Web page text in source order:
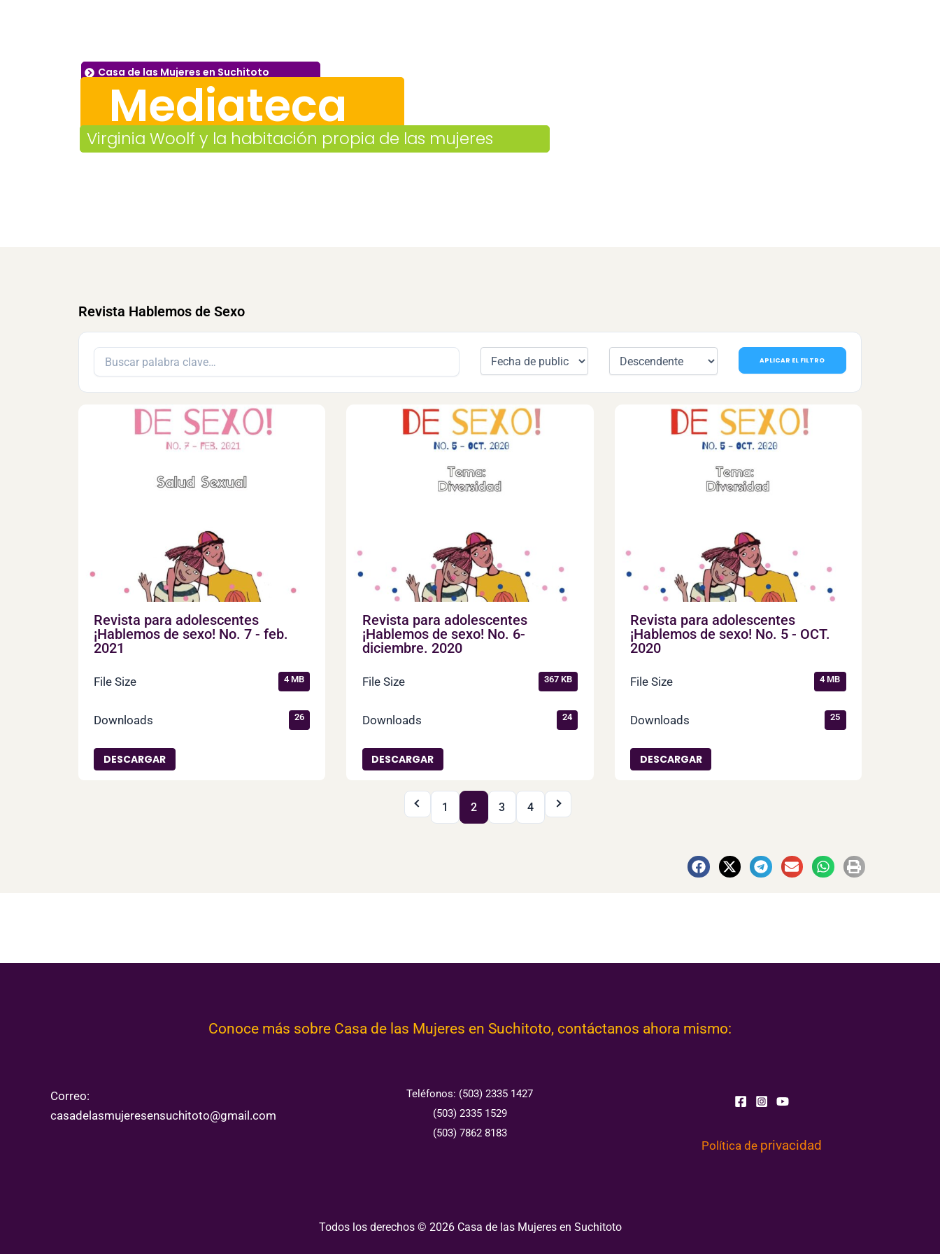
Casa de las Mujeres en Suchitoto
Mediateca
Virginia Woolf y la habitación propia de las mujeres
Revista Hablemos de Sexo
APLICAR EL FILTRO
Revista para adolescentes
¡Hablemos de sexo! No. 7 - feb.
2021
File Size 4 MB
Downloads 26
DESCARGAR
Revista para adolescentes
¡Hablemos de sexo! No. 6-
diciembre. 2020
File Size 367 KB
Downloads 24
DESCARGAR
Revista para adolescentes
¡Hablemos de sexo! No. 5 - OCT.
2020
File Size 4 MB
Downloads 25
DESCARGAR
1 2 3 4
Conoce más sobre Casa de las Mujeres en Suchitoto, contáctanos ahora mismo:
Correo:
casadelasmujeresensuchitoto@gmail.com
Teléfonos: (503) 2335 1427
(503) 2335 1529
(503) 7862 8183
Política de privacidad
Todos los derechos © 2026 Casa de las Mujeres en Suchitoto